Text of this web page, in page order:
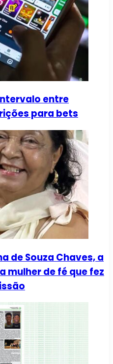
entre
para bets
de Souza Chaves, a
mulher de fé que fez